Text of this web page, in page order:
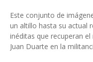
Este conjunto de
un altillo hasta su actual
inéditas que recuperan
Juan Duarte en la